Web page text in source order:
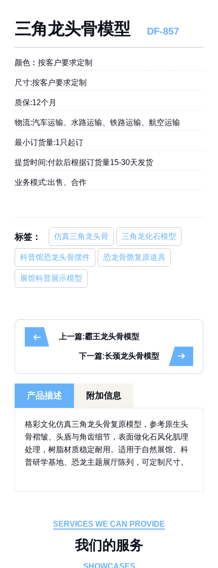
三角龙头骨模型 DF-857
颜色︰按客户要求定制
尺寸:按客户要求定制
质保:12个月
物流:汽车运输、水路运输、铁路运输、航空运输
最小订货量:1只起订
提货时间:付款后根据订货量15-30天发货
业务模式:出售、合作
标签： 仿真三角龙头骨 三角龙化石模型
科普馆恐龙头骨摆件 恐龙骨骼复原道具
展馆科普展示模型
上一篇:霸王龙头骨模型
下一篇:长颈龙头骨模型
产品描述 附加信息
格彩文化仿真三角龙头骨复原模型，参考原生头
骨褶皱、头盾与角齿细节，表面做化石风化肌理
处理，树脂材质稳定耐用。适用于自然展馆、科
普研学基地、恐龙主题展厅陈列，可定制尺寸。
SERVICES WE CAN PROVIDE
我们的服务